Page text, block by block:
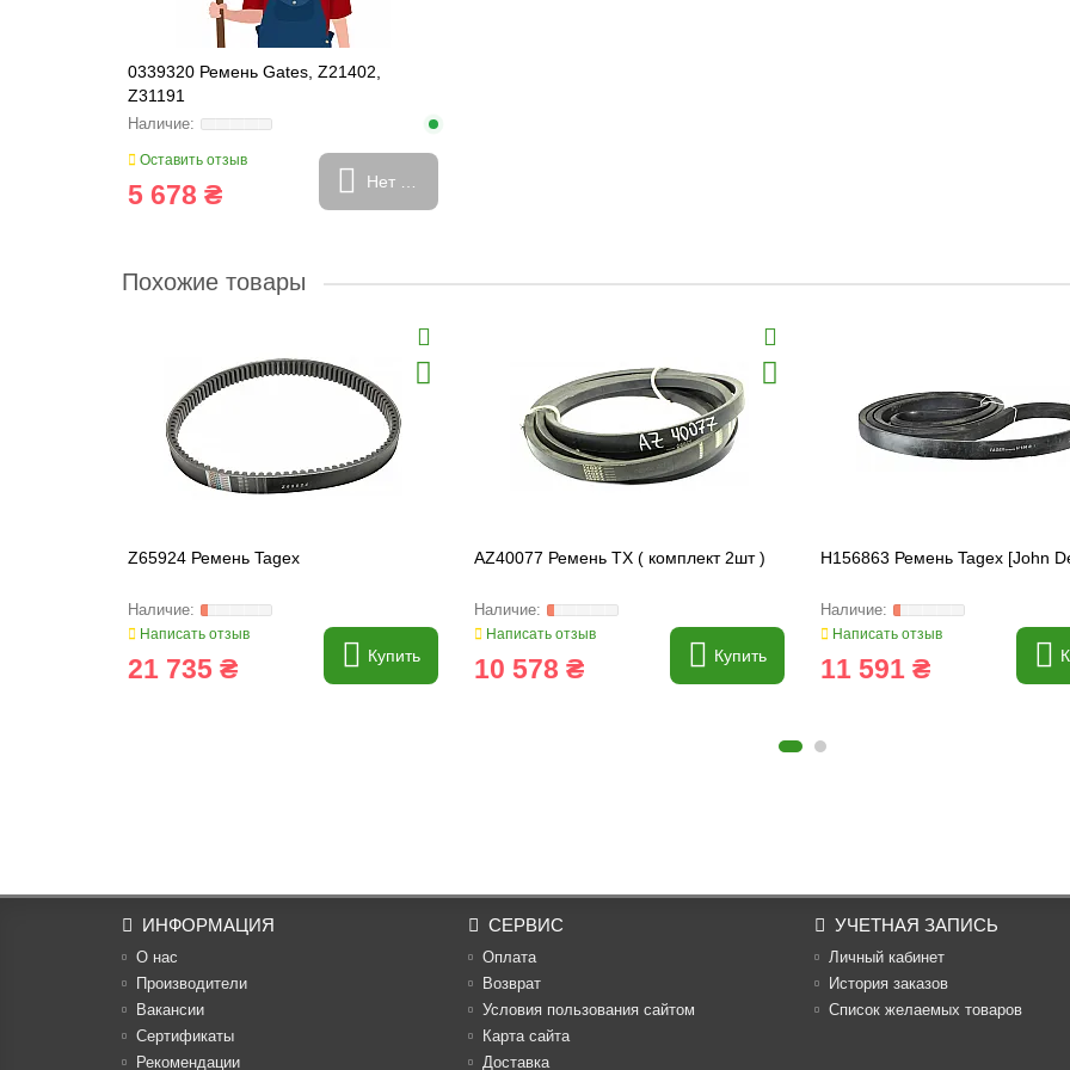
0339320 Ремень Gates, Z21402,
Z31191
Оставить отзыв
5 678 ₴ Нет в наличии
Похожие товары
Z65924 Ремень Tagex
Написать отзыв
21 735 ₴ Купить
AZ40077 Ремень TX ( комплект 2шт )
Написать отзыв
10 578 ₴ Купить
H156863 Ремень Tagex [John
Написать отзыв
11 591 ₴
ИНФОРМАЦИЯ
О нас
Производители
Вакансии
Cертификаты
Рекомендации
СЕРВИС
Оплата
Возврат
Условия пользования сайтом
Карта сайта
Доставка
УЧЕТНАЯ ЗАПИСЬ
Личный кабинет
История заказов
Список желаемых товаров